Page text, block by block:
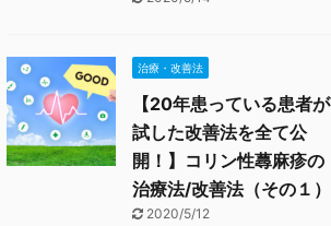
治療・改善法
【20年患っている患者が
試した改善法を全て公
開！】コリン性蕁麻疹の
治療法/改善法（その１）
2020/5/12